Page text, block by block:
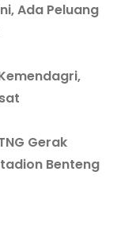
Ada Peluang
Gerak
Benteng